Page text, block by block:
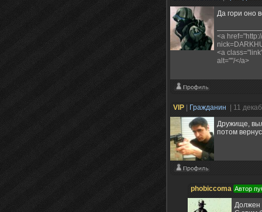
Да гори оно
<a
<a
alt=""/</a>
VIP Гражданин
| 11
Дружище,
потом
phobiccoma Автор
Должен